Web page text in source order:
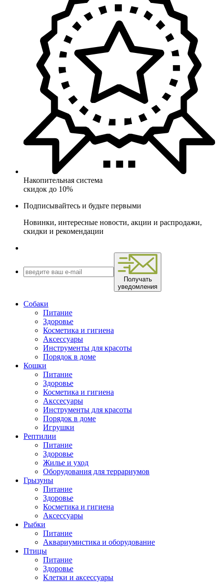
Накопительная система
скидок до 10%
Подписывайтесь и будьте первыми
Новинки, интересные новости, акции и распродажи,
скидки и рекомендации
Получать
уведомления
Собаки
Питание
Здоровье
Косметика и гигиена
Аксессуары
Инструменты для красоты
Порядок в доме
Кошки
Питание
Здоровье
Косметика и гигиена
Акссесуары
Инструменты для красоты
Порядок в доме
Игрушки
Рептилии
Питание
Здоровье
Жилье и уход
Оборудования для террариумов
Грызуны
Питание
Здоровье
Косметика и гигиена
Аксессуары
Рыбки
Питание
Аквариумистика и оборудование
Птицы
Питание
Здоровье
Клетки и аксессуары